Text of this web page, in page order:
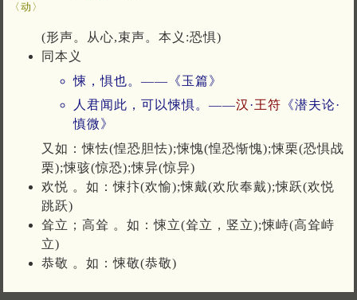
〈动〉
(形声。从心,束声。本义:恐惧)
同本义
悚，惧也。——《玉篇》
人君闻此，可以悚惧。——汉 ·王符 《潜夫论·
慎微》
又如：悚怯(惶恐胆怯);悚愧(惶恐惭愧);悚栗(恐惧战
栗);悚骇(惊恐);悚异(惊异)
欢悦 。如：悚抃(欢愉);悚戴(欢欣奉戴);悚跃(欢悦
跳跃)
耸立；高耸 。如：悚立(耸立，竖立);悚峙(高耸峙
立)
恭敬 。如：悚敬(恭敬)